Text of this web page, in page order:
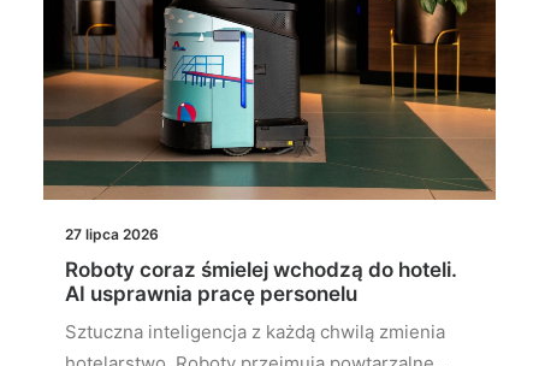
27 lipca 2026
Roboty coraz śmielej wchodzą do hoteli.
AI usprawnia pracę personelu
Sztuczna inteligencja z każdą chwilą zmienia